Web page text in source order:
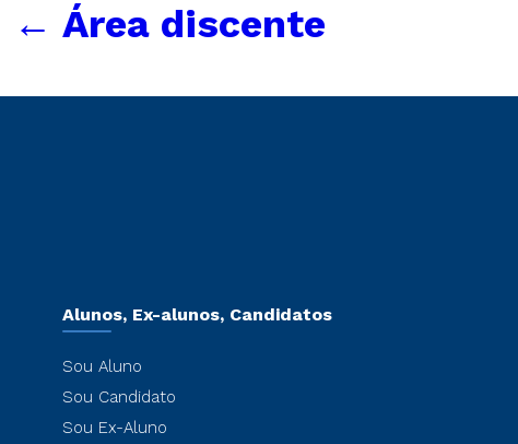
← Área discente
Alunos, Ex-alunos, Candidatos
Sou Aluno
Sou Candidato
Sou Ex-Aluno